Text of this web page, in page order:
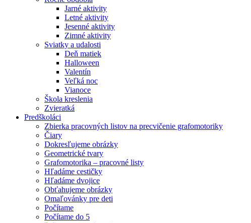
Jarné aktivity
Letné aktivity
Jesenné aktivity
Zimné aktivity
Sviatky a udalosti
Deň matiek
Halloween
Valentín
Veľká noc
Vianoce
Škola kreslenia
Zvieratká
Predškoláci
Zbierka pracovných listov na precvičenie grafomotoriky
Čiary
Dokresľujeme obrázky
Geometrické tvary
Grafomotorika – pracovné listy
Hľadáme cestičky
Hľadáme dvojice
Obťahujeme obrázky
Omaľovánky pre deti
Počítame
Počítame do 5